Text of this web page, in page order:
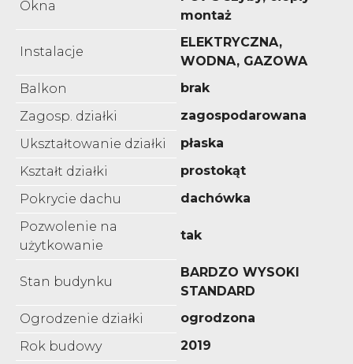
Okna
montaż
Instalacje
ELEKTRYCZNA,
WODNA, GAZOWA
Balkon
brak
Zagosp. działki
zagospodarowana
Ukształtowanie działki
płaska
Kształt działki
prostokąt
Pokrycie dachu
dachówka
Pozwolenie na
użytkowanie
tak
Stan budynku
BARDZO WYSOKI
STANDARD
Ogrodzenie działki
ogrodzona
Rok budowy
2019